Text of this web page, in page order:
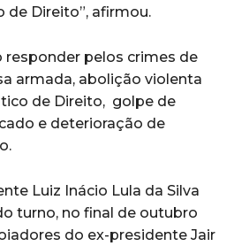
de Direito”, afirmou.
responder pelos crimes de
armada, abolição violenta
de Direito, golpe de
e deterioração de
Luiz Inácio Lula da Silva
turno, no final de outubro
do ex-presidente Jair